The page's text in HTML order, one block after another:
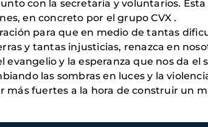
con la secretaria y voluntarios.
en concreto por el grupo CVX.
para que en medio de tantas
y tantas injusticias, renazca en
y la esperanza que nos da el
las sombras en luces y la
más fuertes a la hora de construir un